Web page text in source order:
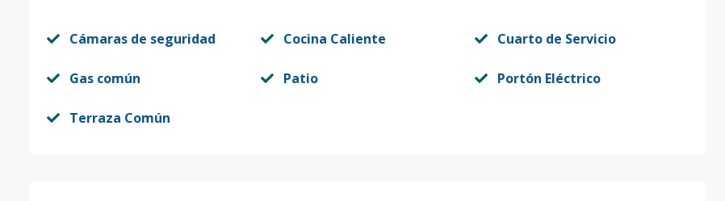
Cámaras de seguridad Cocina Caliente Cuarto de Servicio
Gas común Patio Portón Eléctrico
Terraza Común